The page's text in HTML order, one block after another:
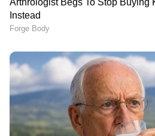
ഉച്ചയ്ക്ക് രണ്ടരയോടെ,
നിന്നും 50 മീറ്റർ
LATEST VIDEOS